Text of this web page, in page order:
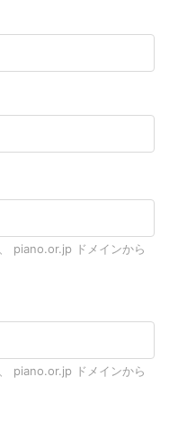
piano.or.jp ドメインから
piano.or.jp ドメインから